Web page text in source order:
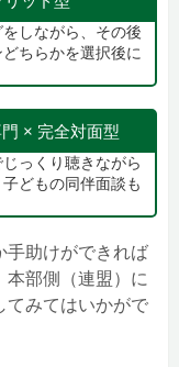
しながら、その後
ちらかを選択後に
× 完全対面型
っくり聴きながら
どもの同伴面談も
手助けができれば
本部側（連盟）に
てみてはいかがで